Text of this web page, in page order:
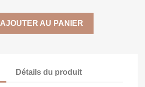
AJOUTER AU PANIER
Détails du produit